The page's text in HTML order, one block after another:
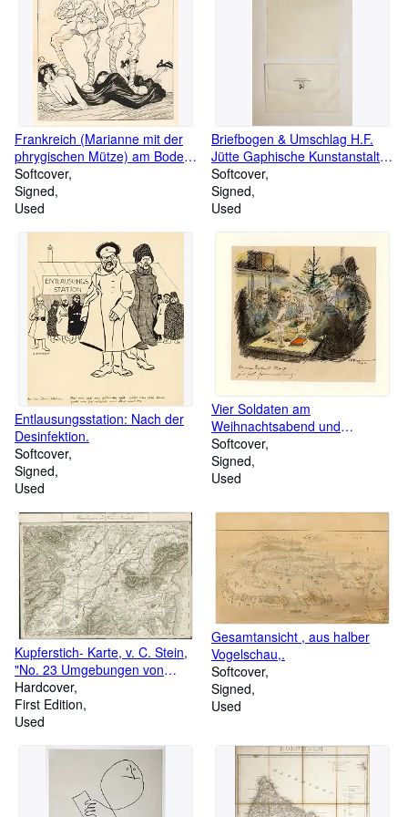
Frankreich (Marianne mit der
phrygischen Mütze) am Boden
liegend wird von einem
Kanadier und Amerikaner, die
Boxhandschuhe tragen, mit
Softcover
Signed
Used
Briefbogen & Umschlag H.F.
Jütte Gaphische Kunstanstalt
Leipzig.
Softcover
Signed
Used
Entlausungsstation: Nach der
Desinfektion.
Softcover
Signed
Used
Vier Soldaten am
Weihnachtsabend und
Autographen.
Softcover
Signed
Used
Kupferstich- Karte, v. C. Stein,
"No. 23 Umgebungen von
Wiener Neustadt.".
Hardcover
First Edition
Used
Gesamtansicht , aus halber
Vogelschau,.
Softcover
Signed
Used